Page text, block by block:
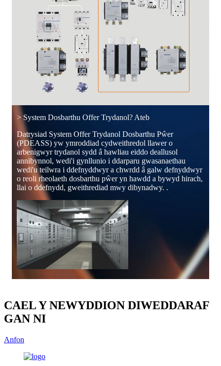
> System Dosbarthu Offer Trydanol? Ateb
Datrysiad System Offer Trydanol Dosbarthu Pŵer
(PDEASS) yw ymroddiad cydweithredol llawer o
arbenigwyr trydanol sydd â hawliau eiddo deallusol
annibynnol, wedi'i gynllunio i ddarparu gwasanaethau
wedi'u teilwra i ddefnyddwyr a chwrdd â galw defnyddwyr
o reoli rheolaeth dosbarthu pŵer yn hawdd a bywyd hirach,
llai o ddefnydd, gweithrediad mwy dibynadwy. .
CAEL Y NEWYDDION DIWEDDARAF
GAN NI
Anfon